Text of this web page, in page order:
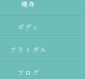
痩身
ボディ
ブライダル
ブログ